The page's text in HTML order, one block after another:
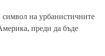
символ на урбанистичните
преди да бъде